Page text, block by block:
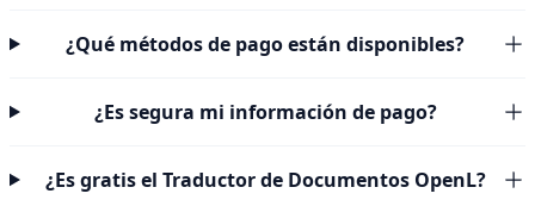
¿Qué métodos de pago están disponibles?
¿Es segura mi información de pago?
¿Es gratis el Traductor de Documentos OpenL?